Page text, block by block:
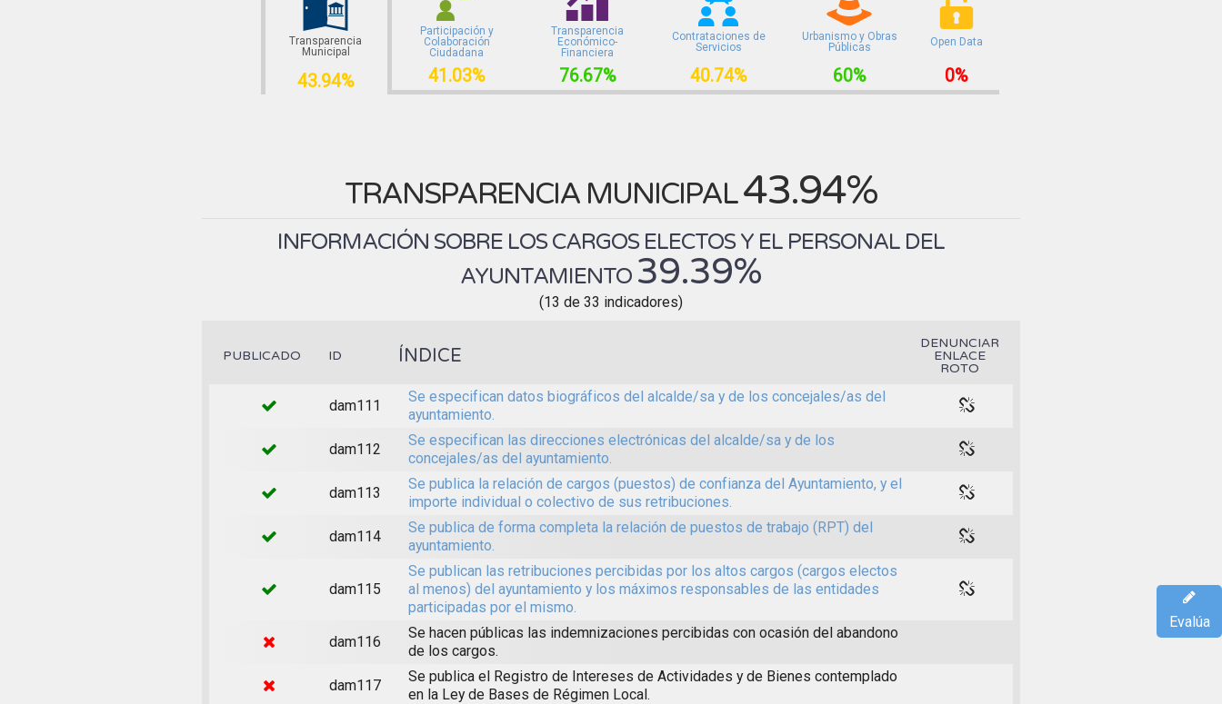
Transparencia
Municipal
43.94%
Participación y
Colaboración
Ciudadana
41.03%
Transparencia
Económico-
Financiera
76.67%
Contrataciones de
Servicios
40.74%
Urbanismo y Obras
Públicas
60%
Open Data
0%
TRANSPARENCIA MUNICIPAL43.94%
INFORMACIÓN SOBRE LOS CARGOS ELECTOS Y EL PERSONAL DEL
AYUNTAMIENTO 39.39%
(13 de 33 indicadores)
PUBLICADO ID ÍNDICE
DENUNCIAR
ENLACE
ROTO
dam111
Se especifican datos biográficos del alcalde/sa y de los concejales/as del
ayuntamiento.
dam112
Se especifican las direcciones electrónicas del alcalde/sa y de los
concejales/as del ayuntamiento.
dam113
Se publica la relación de cargos (puestos) de confianza del Ayuntamiento, y el
importe individual o colectivo de sus retribuciones.
dam114
Se publica de forma completa la relación de puestos de trabajo (RPT) del
ayuntamiento.
dam115
Se publican las retribuciones percibidas por los altos cargos (cargos electos
al menos) del ayuntamiento y los máximos responsables de las entidades
participadas por el mismo.
dam116
Se hacen públicas las indemnizaciones percibidas con ocasión del abandono
de los cargos.
dam117
Se publica el Registro de Intereses de Actividades y de Bienes contemplado
en la Ley de Bases de Régimen Local.
Evalúa